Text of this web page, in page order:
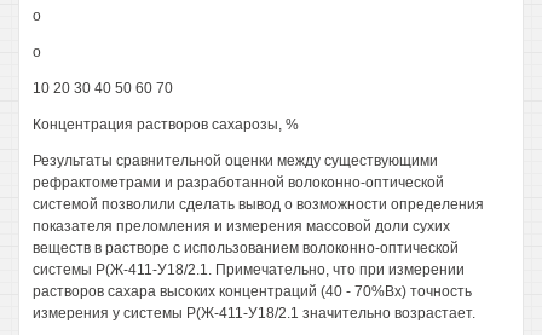
о
о
10 20 30 40 50 60 70
Концентрация растворов сахарозы, %
Результаты сравнительной оценки между существующими
рефрактометрами и разработанной волоконно-оптической
системой позволили сделать вывод о возможности определения
показателя преломления и измерения массовой доли сухих
веществ в растворе с использованием волоконно-оптической
системы Р(Ж-411-У18/2.1. Примечательно, что при измерении
растворов сахара высоких концентраций (40 - 70%Вх) точность
измерения у системы Р(Ж-411-У18/2.1 значительно возрастает.